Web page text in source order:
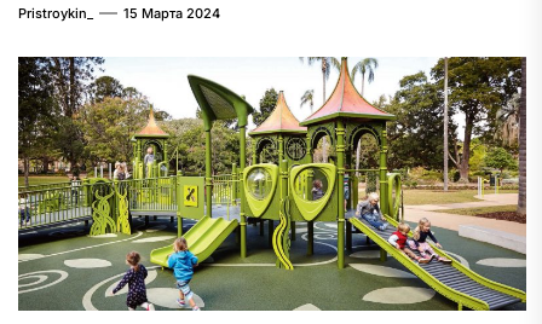
Pristroykin_ 15 Марта 2024